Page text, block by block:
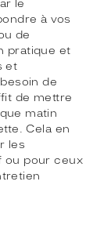
le
à vos
de
pratique et
et
de
de mettre
matin
Cela en
les
ou pour ceux